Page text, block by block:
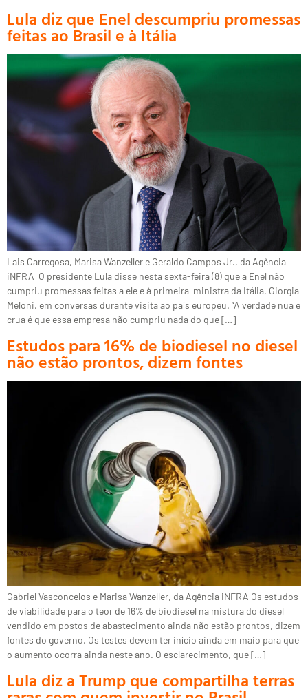
Lula diz que Enel descumpriu promessas
feitas ao Brasil e à Itália
Lais Carregosa, Marisa Wanzeller e Geraldo Campos Jr., da Agência
iNFRA O presidente Lula disse nesta sexta-feira (8) que a Enel não
cumpriu promessas feitas a ele e à primeira-ministra da Itália, Giorgia
Meloni, em conversas durante visita ao país europeu. “A verdade nua e
crua é que essa empresa não cumpriu nada do que […]
Estudos para 16% de biodiesel no diesel
não estão prontos, dizem fontes
Gabriel Vasconcelos e Marisa Wanzeller, da Agência iNFRA Os estudos
de viabilidade para o teor de 16% de biodiesel na mistura do diesel
vendido em postos de abastecimento ainda não estão prontos, dizem
fontes do governo. Os testes devem ter início ainda em maio para que
o aumento ocorra ainda neste ano. O esclarecimento, que […]
Lula diz a Trump que compartilha terras